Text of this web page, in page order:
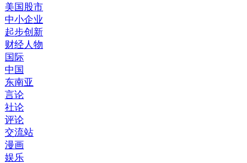
美国股市
中小企业
起步创新
财经人物
国际
中国
东南亚
言论
社论
评论
交流站
漫画
娱乐